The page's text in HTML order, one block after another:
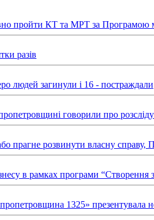
пройти КТ та МРТ за Програмою
разів
людей загинули і 16 - постраждали
говорили про
прагне розвинути власну
в рамках програми
1325» презентувала